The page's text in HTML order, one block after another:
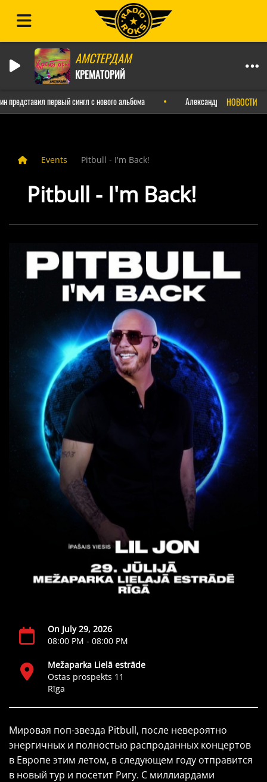
АМСТЕРДАМ
КРЕМАТОРИЙ
НОВОСТИ
первый сингл с нового альбома Александр Пушной
Events Pitbull - I'm Back!
Pitbull - I'm Back!
On July 29, 2026
08:00 PM - 08:00 PM
Mežaparka Lielā estrāde
Ostas prospekts 11
Rīga
Мировая поп-звезда Pitbull, после невероятно
энергичных и полностью распроданных концертов
в Европе этим летом, в следующем году отправится
в новый тур и посетит Ригу. С миллиардами